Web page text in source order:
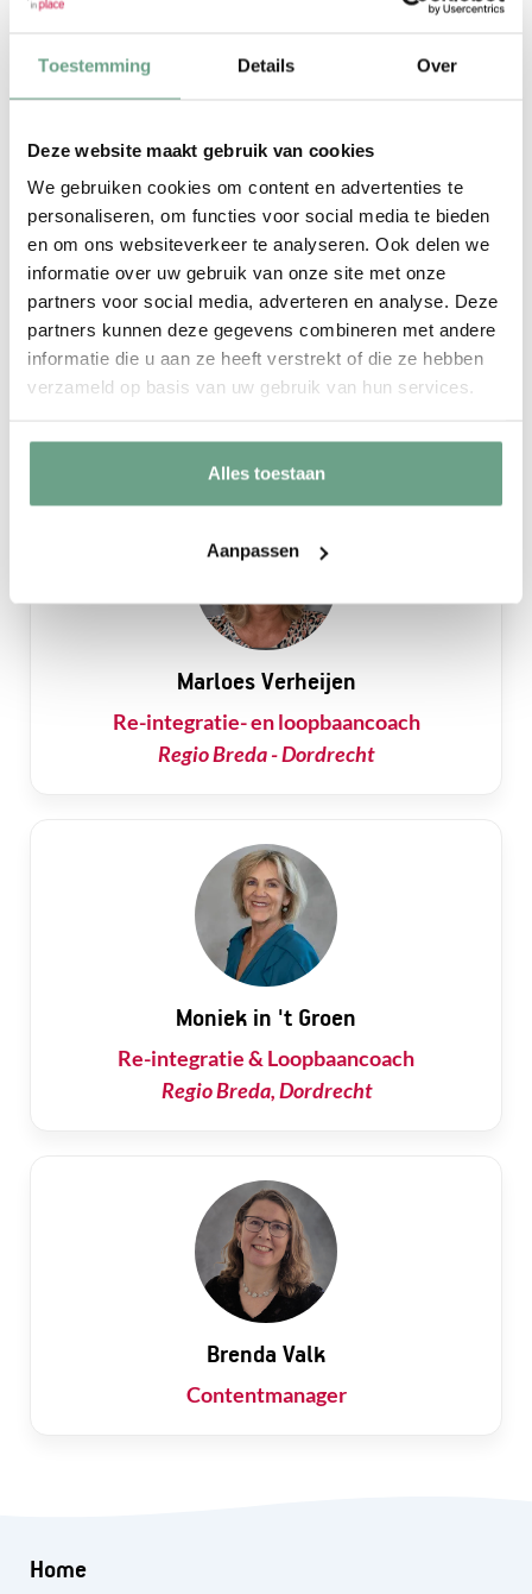
Toestemming Details Over
Deze website maakt gebruik van cookies
We gebruiken cookies om content en advertenties te
personaliseren, om functies voor social media te bieden
en om ons websiteverkeer te analyseren. Ook delen we
informatie over uw gebruik van onze site met onze
partners voor social media, adverteren en analyse. Deze
partners kunnen deze gegevens combineren met andere
informatie die u aan ze heeft verstrekt of die ze hebben
verzameld op basis van uw gebruik van hun services.
Alles toestaan
Aanpassen
Regio Breda en Dordrecht
Leonie de Pater
Re-integratie- en loopbaancoach
Marloes Verheijen
Re-integratie- en loopbaancoach
Regio Breda - Dordrecht
Moniek in 't Groen
Re-integratie & Loopbaancoach
Regio Breda, Dordrecht
Brenda Valk
Contentmanager
Home